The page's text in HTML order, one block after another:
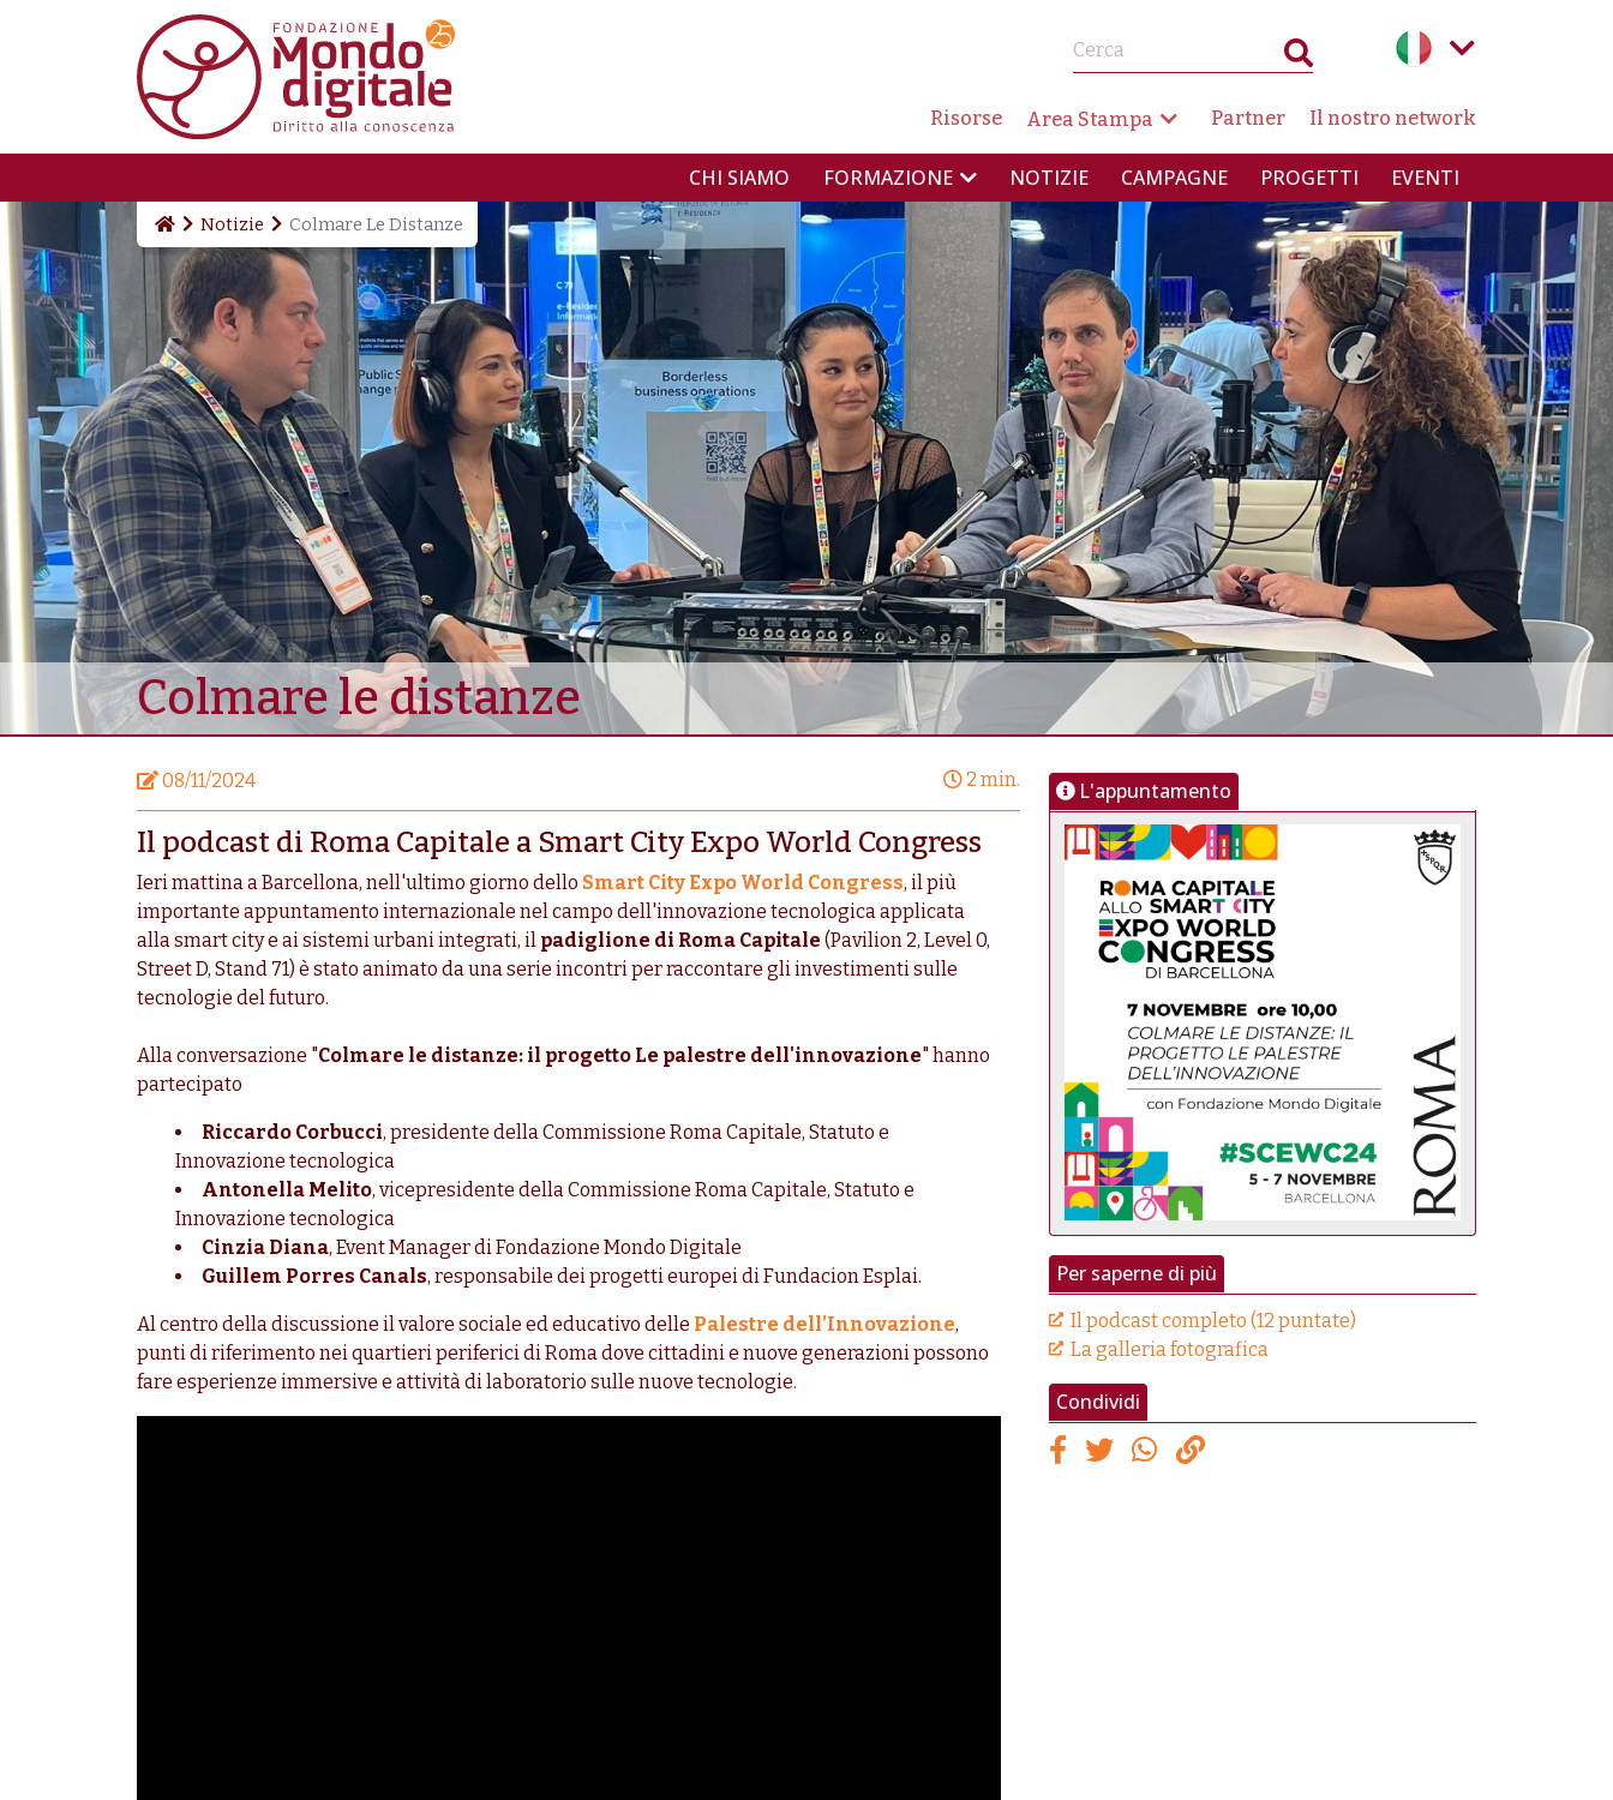
Salta al contenuto principale
NAVIGAZIONE SECONDARIA
Risorse Area Stampa Partner Il nostro network
NAVIGAZIONE PRINCIPALE
CHI SIAMO FORMAZIONE NOTIZIE CAMPAGNE PROGETTI EVENTI
Notizie Colmare Le Distanze
Colmare le distanze
08/11/2024 2 min.
Il podcast di Roma Capitale a Smart City Expo World Congress
Ieri mattina a Barcellona, nell'ultimo giorno dello Smart City Expo World Congress, il più
importante appuntamento internazionale nel campo dell'innovazione tecnologica applicata
alla smart city e ai sistemi urbani integrati, il padiglione di Roma Capitale (Pavilion 2, Level 0,
Street D, Stand 71) è stato animato da una serie incontri per raccontare gli investimenti sulle
tecnologie del futuro.
Alla conversazione "Colmare le distanze: il progetto Le palestre dell'innovazione" hanno
partecipato
Riccardo Corbucci, presidente della Commissione Roma Capitale, Statuto e
Innovazione tecnologica
Antonella Melito, vicepresidente della Commissione Roma Capitale, Statuto e
Innovazione tecnologica
Cinzia Diana, Event Manager di Fondazione Mondo Digitale
Guillem Porres Canals, responsabile dei progetti europei di Fundacion Esplai.
Al centro della discussione il valore sociale ed educativo delle Palestre dell’Innovazione,
punti di riferimento nei quartieri periferici di Roma dove cittadini e nuove generazioni possono
fare esperienze immersive e attività di laboratorio sulle nuove tecnologie.
L'appuntamento
Per saperne di più
Il podcast completo (12 puntate)
La galleria fotografica
Condividi